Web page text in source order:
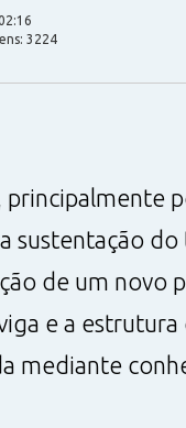
3224
sustentação
de um novo
e a
mediante